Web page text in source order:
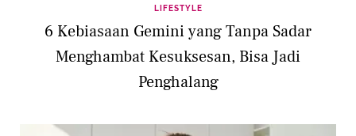
LIFESTYLE
6 Kebiasaan Gemini yang Tanpa Sadar
Menghambat Kesuksesan, Bisa Jadi
Penghalang